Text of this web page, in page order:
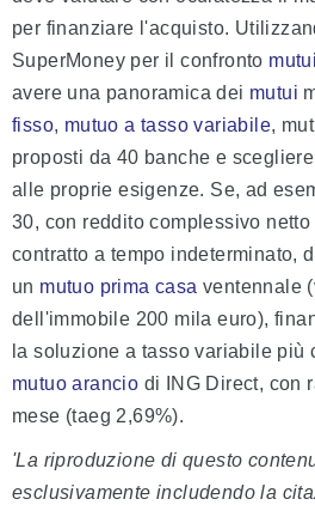
per finanziare l'acquisto.
SuperMoney per il confronto
avere una panoramica dei mutui
fisso, mutuo a tasso variabile,
proposti da 40 banche e
alle proprie esigenze. Se, ad
30, con reddito complessivo
contratto a tempo indeterminato,
un mutuo prima casa ventennale
dell'immobile 200 mila euro),
la soluzione a tasso variabile più
mutuo arancio di ING Direct, con
mese (taeg 2,69%).
'La riproduzione di questo
esclusivamente includendo la